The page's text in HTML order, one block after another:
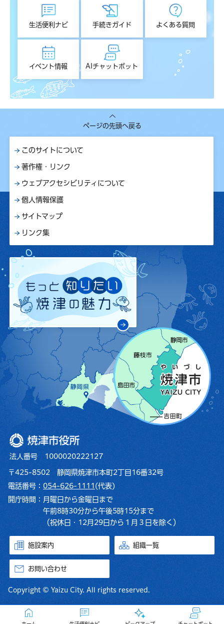
生活便利ナビ 手続きガイド よくある質問
イベント情報 AIチャットボット
ページの先頭へ戻る
このサイトについて
著作権・リンク
ウェブアクセシビリティについて
個人情報保護
サイトマップ
リンク集
焼津市役所
法人番号 1000020222127
〒425-8502 静岡県焼津市本町2丁目16番32号
電話番号： 054-626-1111 (代表)
開庁時間： 月曜日から金曜日まで
午前8時30分から午後5時15分まで
（祝休日・12月29日から１月３日を除く）
施設案内 組織一覧
お問い合わせ
Copyright © Yaizu City. All rights reserved.